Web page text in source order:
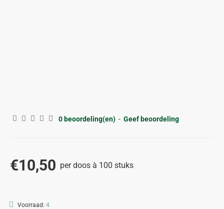
0 beoordeling(en) - Geef beoordeling
€10,50 per doos à 100 stuks
Voorraad: 4